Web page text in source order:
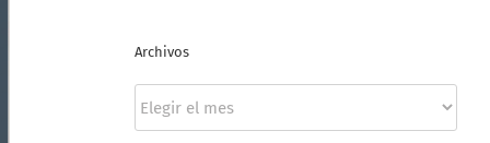
Archivos